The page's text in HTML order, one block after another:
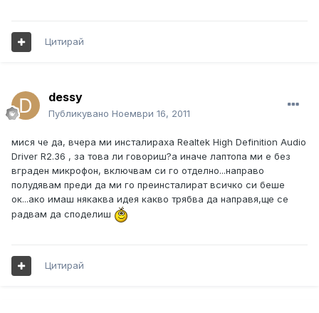
Цитирай
dessy
Публикувано Ноември 16, 2011
мися че да, вчера ми инсталираха Realtek High Definition Audio
Driver R2.36 , за това ли говориш?а иначе лаптопа ми е без
вграден микрофон, включвам си го отделно...направо
полудявам преди да ми го преинсталират всичко си беше
ок...ако имаш някаква идея какво трябва да направя,ще се
радвам да споделиш
Цитирай